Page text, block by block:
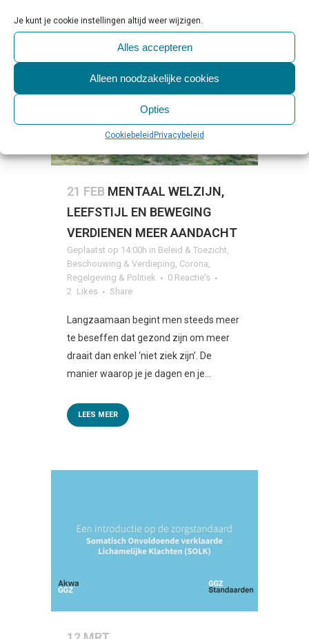
Je kunt je cookie instellingen altijd weer wijzigen.
Alles accepteren
Alleen noodzakelijke cookies
Opties
Cookiebeleid Privacybeleid
21 FEB MENTAAL WELZIJN,
LEEFSTIJL EN BEWEGING
VERDIENEN MEER AANDACHT
Geplaatst op 14:00h in Beleid & Toezicht,
Beschouwing & Verdieping, Corona,
Regelgeving & Politiek
0 Reactie's
2 Likes Share
Langzaamaan begint men steeds meer
te beseffen dat gezond zijn om meer
draait dan enkel ‘niet ziek zijn’. De
manier waarop je je dagen en je...
LEES MEER